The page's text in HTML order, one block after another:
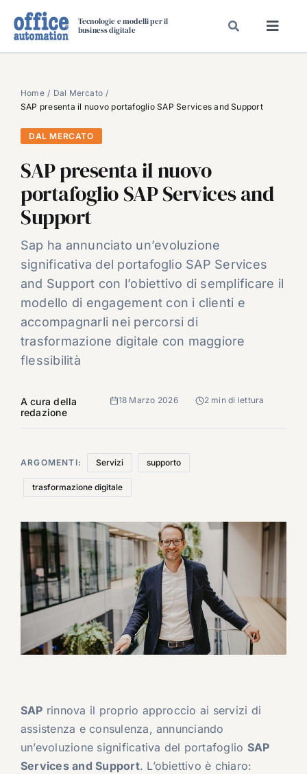
Tecnologie e modelli per il
business digitale
SPECIAL PAPER
TAVOLE ROTONDE DI REDAZIONE
DAL MERCATO
CARRIERE
VIDEO
EVENTI
CHI SIAMO
Home
Dal Mercato
SAP presenta il nuovo portafoglio SAP Services and Support
DAL MERCATO
SAP presenta il nuovo
portafoglio SAP Services and
Support
Sap ha annunciato un’evoluzione
significativa del portafoglio SAP Services
and Support con l’obiettivo di semplificare il
modello di engagement con i clienti e
accompagnarli nei percorsi di
trasformazione digitale con maggiore
flessibilità
A cura della
redazione
18 Marzo 2026 2 min di lettura
ARGOMENTI: Servizi supporto
trasformazione digitale
SAP rinnova il proprio approccio ai servizi di
assistenza e consulenza, annunciando
un’evoluzione significativa del portafoglio SAP
Services and Support. L’obiettivo è chiaro: